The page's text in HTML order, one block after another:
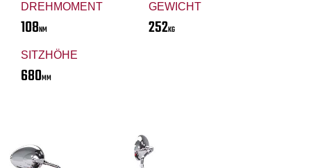
DREHMOMENT
108NM
GEWICHT
252KG
SITZHÖHE
680MM